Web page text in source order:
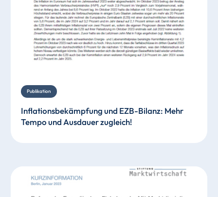
Publikation
Inflationsbekämpfung und EZB-Bilanz: Mehr
Tempo und Ausdauer zugleich!